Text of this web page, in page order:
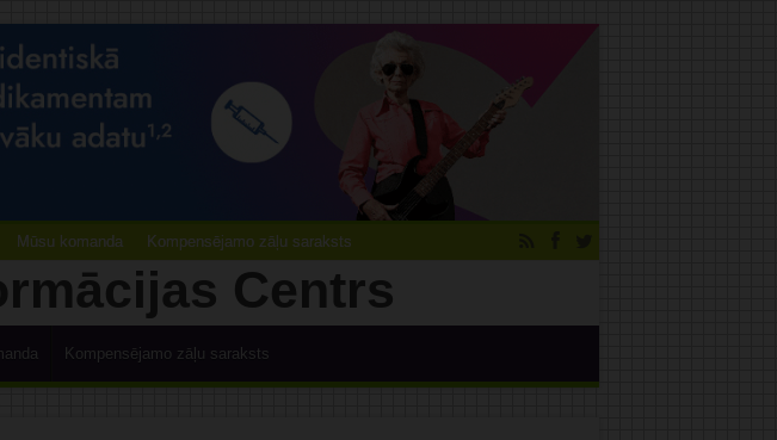
Mūsu komanda Kompensējamo zāļu saraksts
Kompensējamo zāļu saraksts